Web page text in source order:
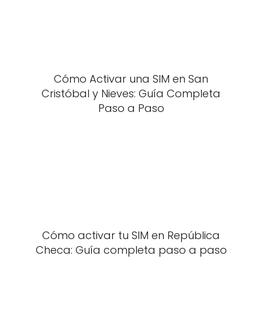
Cómo Activar una SIM en San
Cristóbal y Nieves: Guía Completa
Paso a Paso
Cómo activar tu SIM en República
Checa: Guía completa paso a paso